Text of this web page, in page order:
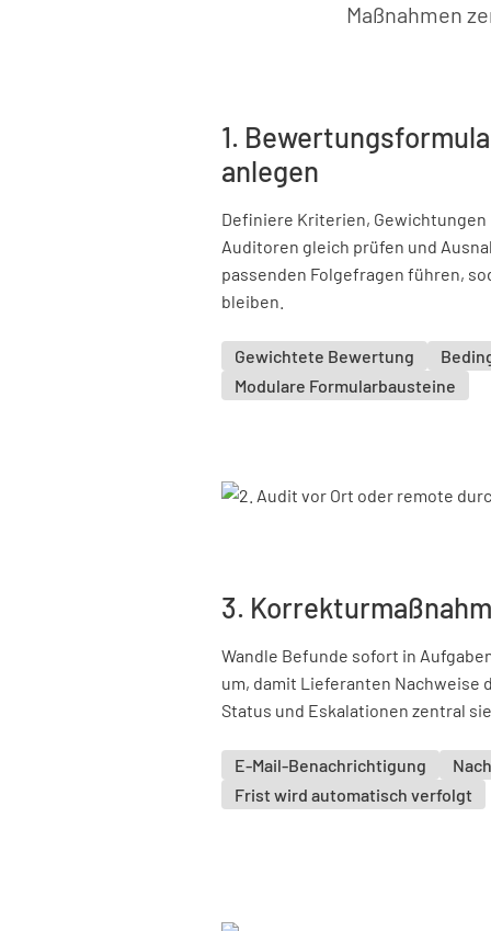
Maßnahmen
1.
anlegen
Definiere Kriterien,
Auditoren gleich prüfen und
passenden Folgefragen führen,
bleiben.
Gewichtete Bewertung
Modulare Formularbausteine
3.
Wandle Befunde sofort in
um, damit Lieferanten Nachweise
Status und Eskalationen zentral
E-Mail-Benachrichtigung
Frist wird automatisch verfolgt